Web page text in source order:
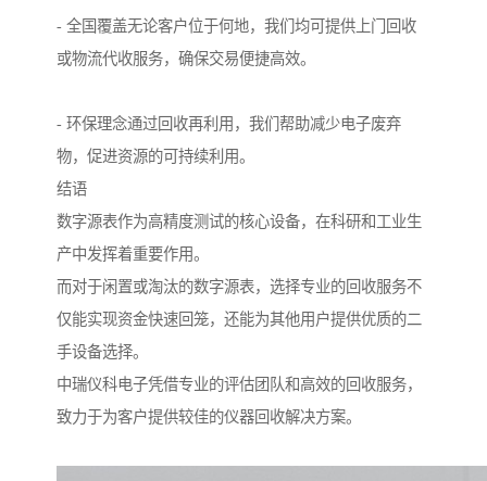
- 全国覆盖无论客户位于何地，我们均可提供上门回收
或物流代收服务，确保交易便捷高效。
- 环保理念通过回收再利用，我们帮助减少电子废弃
物，促进资源的可持续利用。
结语
数字源表作为高精度测试的核心设备，在科研和工业生
产中发挥着重要作用。
而对于闲置或淘汰的数字源表，选择专业的回收服务不
仅能实现资金快速回笼，还能为其他用户提供优质的二
手设备选择。
中瑞仪科电子凭借专业的评估团队和高效的回收服务，
致力于为客户提供较佳的仪器回收解决方案。